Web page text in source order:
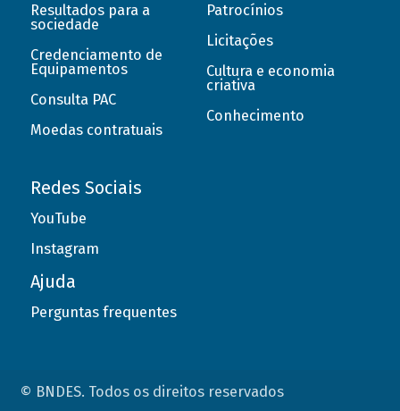
Resultados para a
sociedade
Credenciamento de
Equipamentos
Consulta PAC
Moedas contratuais
Patrocínios
Licitações
Cultura e economia
criativa
Conhecimento
Redes Sociais
YouTube
Instagram
Ajuda
Perguntas frequentes
© BNDES. Todos os direitos reservados